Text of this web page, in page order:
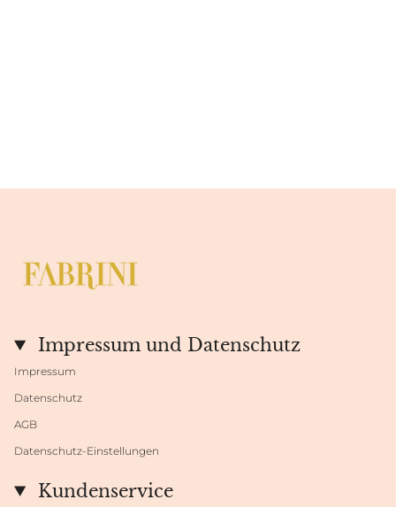
Impressum und Datenschutz
Impressum
Datenschutz
AGB
Datenschutz-Einstellungen
Kundenservice